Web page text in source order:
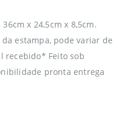
x 24,5cm x 8,5cm.
estampa, pode variar de
recebido* Feito sob
pronta entrega